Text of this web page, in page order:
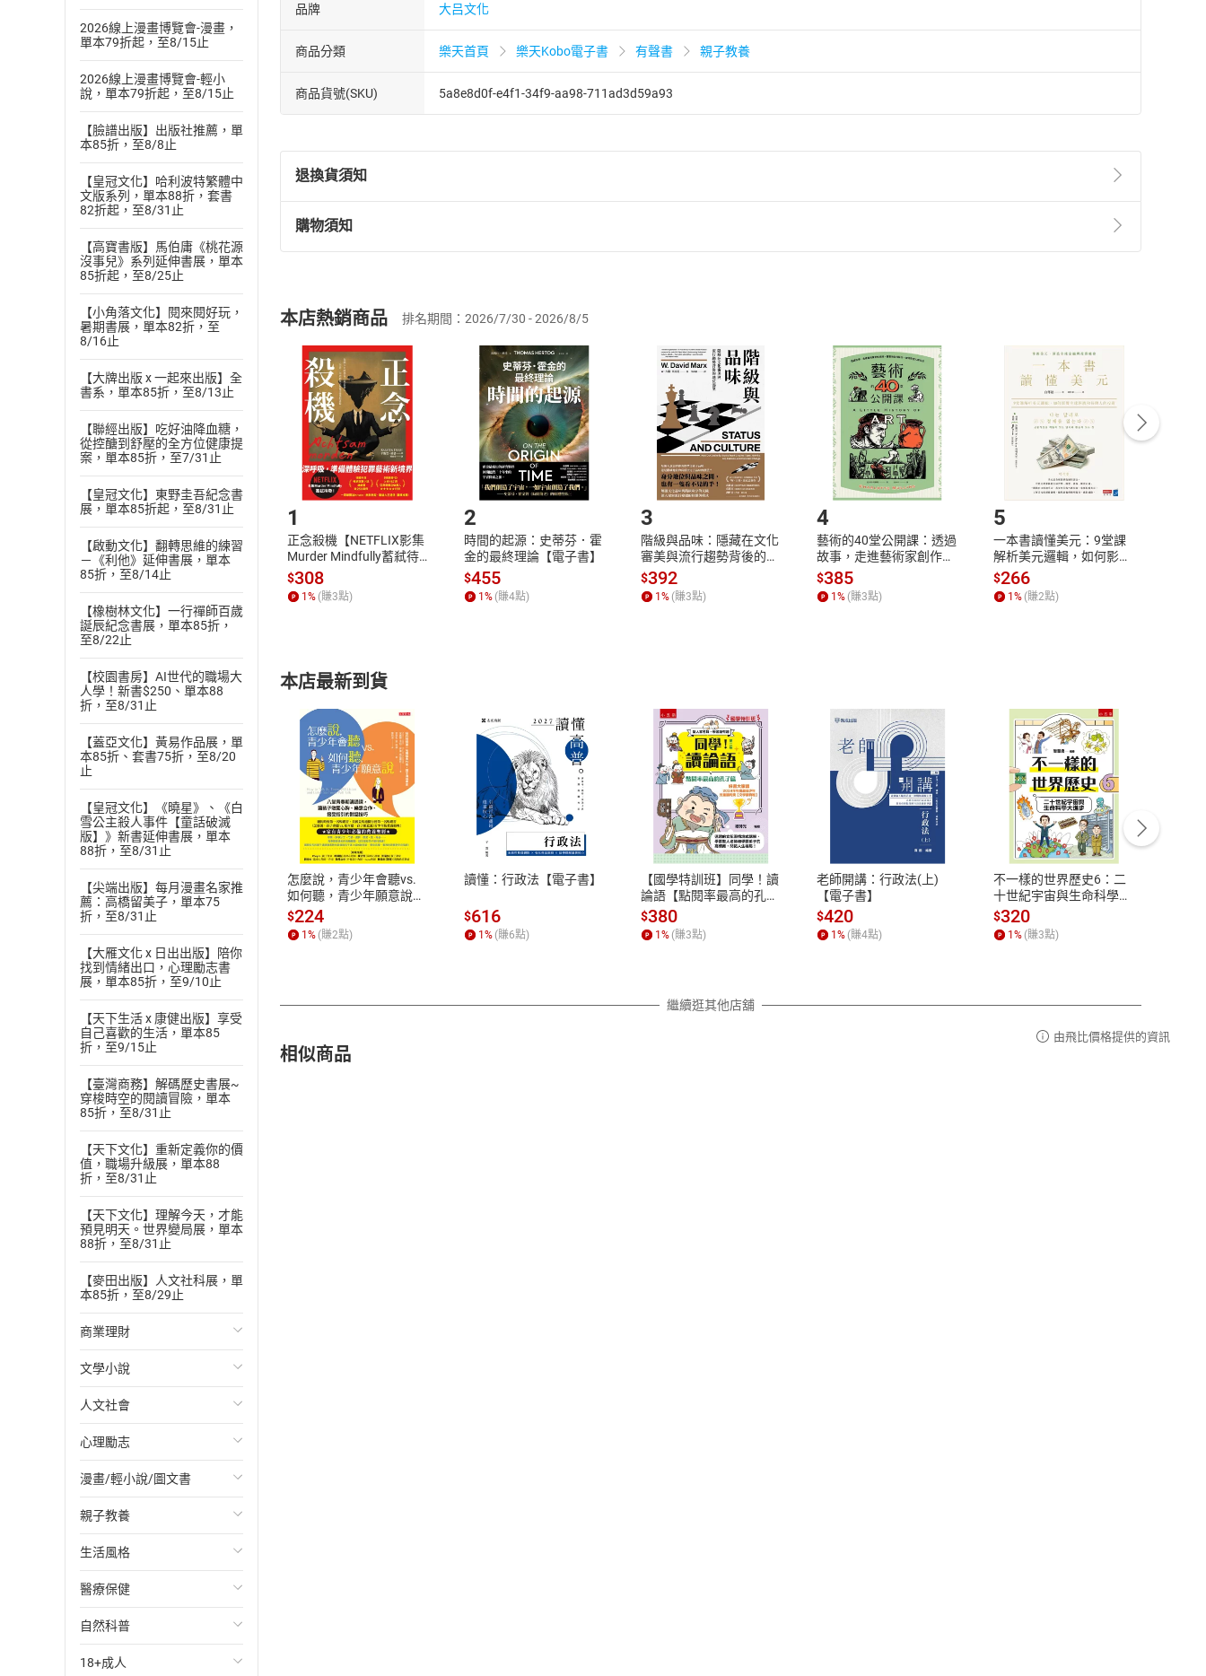
2026線上漫畫博覽會-漫畫，
單本79折起，至8/15止
2026線上漫畫博覽會-輕小
說，單本79折起，至8/15止
【臉譜出版】出版社推薦，單
本85折，至8/8止
【皇冠文化】哈利波特繁體中
文版系列，單本88折，套書
82折起，至8/31止
【高寶書版】馬伯庸《桃花源
沒事兒》系列延伸書展，單本
85折起，至8/25止
【小角落文化】閱來閱好玩，
暑期書展，單本82折，至
8/16止
【大牌出版 x 一起來出版】全
書系，單本85折，至8/13止
【聯經出版】吃好油降血糖，
從控醣到舒壓的全方位健康提
案，單本85折，至7/31止
【皇冠文化】東野圭吾紀念書
展，單本85折起，至8/31止
【啟動文化】翻轉思維的練習
－《利他》延伸書展，單本
85折，至8/14止
【橡樹林文化】一行禪師百歲
誕辰紀念書展，單本85折，
至8/22止
【校園書房】AI世代的職場大
人學！新書$250、單本88
折，至8/31止
【蓋亞文化】黃易作品展，單
本85折、套書75折，至8/20
止
【皇冠文化】《曉星》、《白
雪公主殺人事件【童話破滅
版】》新書延伸書展，單本
88折，至8/31止
【尖端出版】每月漫畫名家推
薦：高橋留美子，單本75
折，至8/31止
【大雁文化 x 日出出版】陪你
找到情緒出口，心理勵志書
展，單本85折，至9/10止
【天下生活 x 康健出版】享受
自己喜歡的生活，單本85
折，至9/15止
【臺灣商務】解碼歷史書展~
穿梭時空的閱讀冒險，單本
85折，至8/31止
【天下文化】重新定義你的價
值，職場升級展，單本88
折，至8/31止
【天下文化】理解今天，才能
預見明天。世界變局展，單本
88折，至8/31止
【麥田出版】人文社科展，單
本85折，至8/29止
商業理財
投資理財
經濟/趨勢
財務/金融
管理/領導
職場工作術
成功法
行銷/廣告
傳記
商務/商學
文學小說
歐美文學
日本文學
韓國文學
華文文學
經典文學
成長/家庭生活小說
懸疑/推理小說
科幻/奇幻小說
人文社會
國際關係
政治
社會科學
台灣/中國歷史
日/韓歷史
其他歷史/史學
法律
心理勵志
心靈成長/情緒
人際關係
兩性關係
心理學
漫畫/輕小說/圖文書
輕小說
奇幻/科幻
愛情故事
職場/社會寫實
懸疑/推理
親子教養
教育現場
兒童文學/故事
兒童科普/學習
育兒百科
生活風格
飲食/食譜
健身/美顏
運動/遊戲
醫療保健
健康/養生
常見疾病
自然科普
生物科學
18+成人
品牌 大吕文化
商品分類 樂天首頁 樂天Kobo電子書 有聲書 親子教養
商品貨號(SKU) 5a8e8d0f-e4f1-34f9-aa98-711ad3d59a93
退換貨須知
退換貨規定：
(一)依消費者保護法第19條第1項後段暨通訊交易解除權合理例外情事適用準則第2條第5款之規定，「非以有形媒介提供之數位
(二)消費者訂購本店鋪之商品即代表知悉本店鋪所銷售之商品為電子書，屬非以有形媒介提供之數位內容，消費者同意若訂購後
且已下載/存取電子書，不得請求退貨退款。
退貨方式：您欲取消訂單或辦理退貨時，請登入樂天市場，並於「我的訂單」中點選「瀏覽訂單明細」
「申請取消訂單/ 退
貨」，本店鋪將依您的申請進行審核，待審核通過後將為您辦理退款事宜。
請注意，樂天市場須以整筆訂單為單位進行取消/退貨，恕無法以單支商品取消/退貨。
購物須知
挑選商品
Choose
放入購物車
Shopping cart
登入帳號
Login
付款方式
Payment
完成訂單
Complete
購書後，如何開始使用？
Step1.選擇閱讀載具 Step2.登入帳號，下載書籍後看書
付款方式
ATM轉帳、信用卡、LINE PAY、AFTEE
退換貨規範
本店是否提供消費者保護法七日猶豫期
之權利，遽消費者保護法及通訊交易解
除權合理例外情事適用準則，依商品性
質各有不同規定。詳細退換貨說明請參
照各商品說明。
客服資訊
服務時間：週一到週五 10:00-12:00、
13:00-17:00 (國定假日及例假日休息)
客服電話：0080-1857077
本店熱銷商品 排名期間：2026/7/30 - 2026/8/5
1
正念殺機【NETFLIX影集
Murder Mindfully蓄弒待
發】【電子書】
$308
1% (賺3點)
2
時間的起源：史蒂芬．霍
金的最終理論【電子書】
$455
1% (賺4點)
3
階級與品味：隱藏在文化
審美與流行趨勢背後的地
位渴望【電子書】
$392
1% (賺3點)
4
藝術的40堂公開課：透過
故事，走進藝術家創作現
場，看藝術如何誕生、如
何形塑人類生活【電子
書】
$385
1% (賺3點)
5
一本書讀懂美元：9堂課
解析美元邏輯，如何影響
全球經濟和每個人的投資
【電子書】
$266
1% (賺2點)
本店最新到貨
怎麼說，青少年會聽vs.
如何聽，青少年願意說
【電子書】
$224
1 % (賺2點)
讀懂：行政法【電子書】
$616
1 % (賺6點)
【國學特訓班】同學！讀
論語【點閱率最高的孔子
篇】逗趣的文配圖情境式
講解，學習聖人老師和學
霸弟子的高情商，開拓人
$380
1 % (賺3點)
老師開講：行政法(上)
【電子書】
$420
1% (賺4點)
不一樣的世界歷史6：二
十世紀宇宙與生命科學大
進步【電子書】
$320
1% (賺3點)
繼續逛其他店舖
相似商品
由飛比價格提供的資訊